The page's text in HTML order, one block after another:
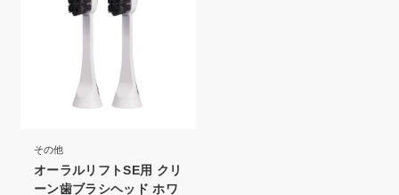
その他
オーラルリフトSE用 クリ
ーン歯ブラシヘッド ホワ